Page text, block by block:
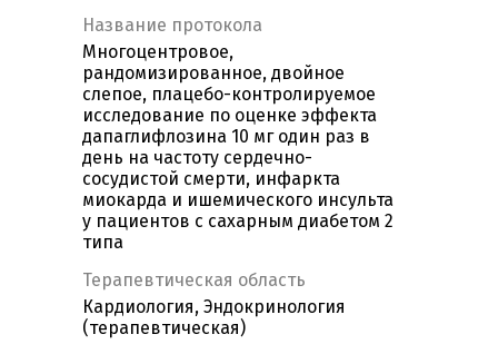
Название протокола
Многоцентровое,
рандомизированное, двойное
слепое, плацебо-контролируемое
исследование по оценке эффекта
дапаглифлозина 10 мг один раз в
день на частоту сердечно-
сосудистой смерти, инфаркта
миокарда и ишемического инсульта
у пациентов с сахарным диабетом 2
типа
Терапевтическая область
Кардиология, Эндокринология
(терапевтическая)